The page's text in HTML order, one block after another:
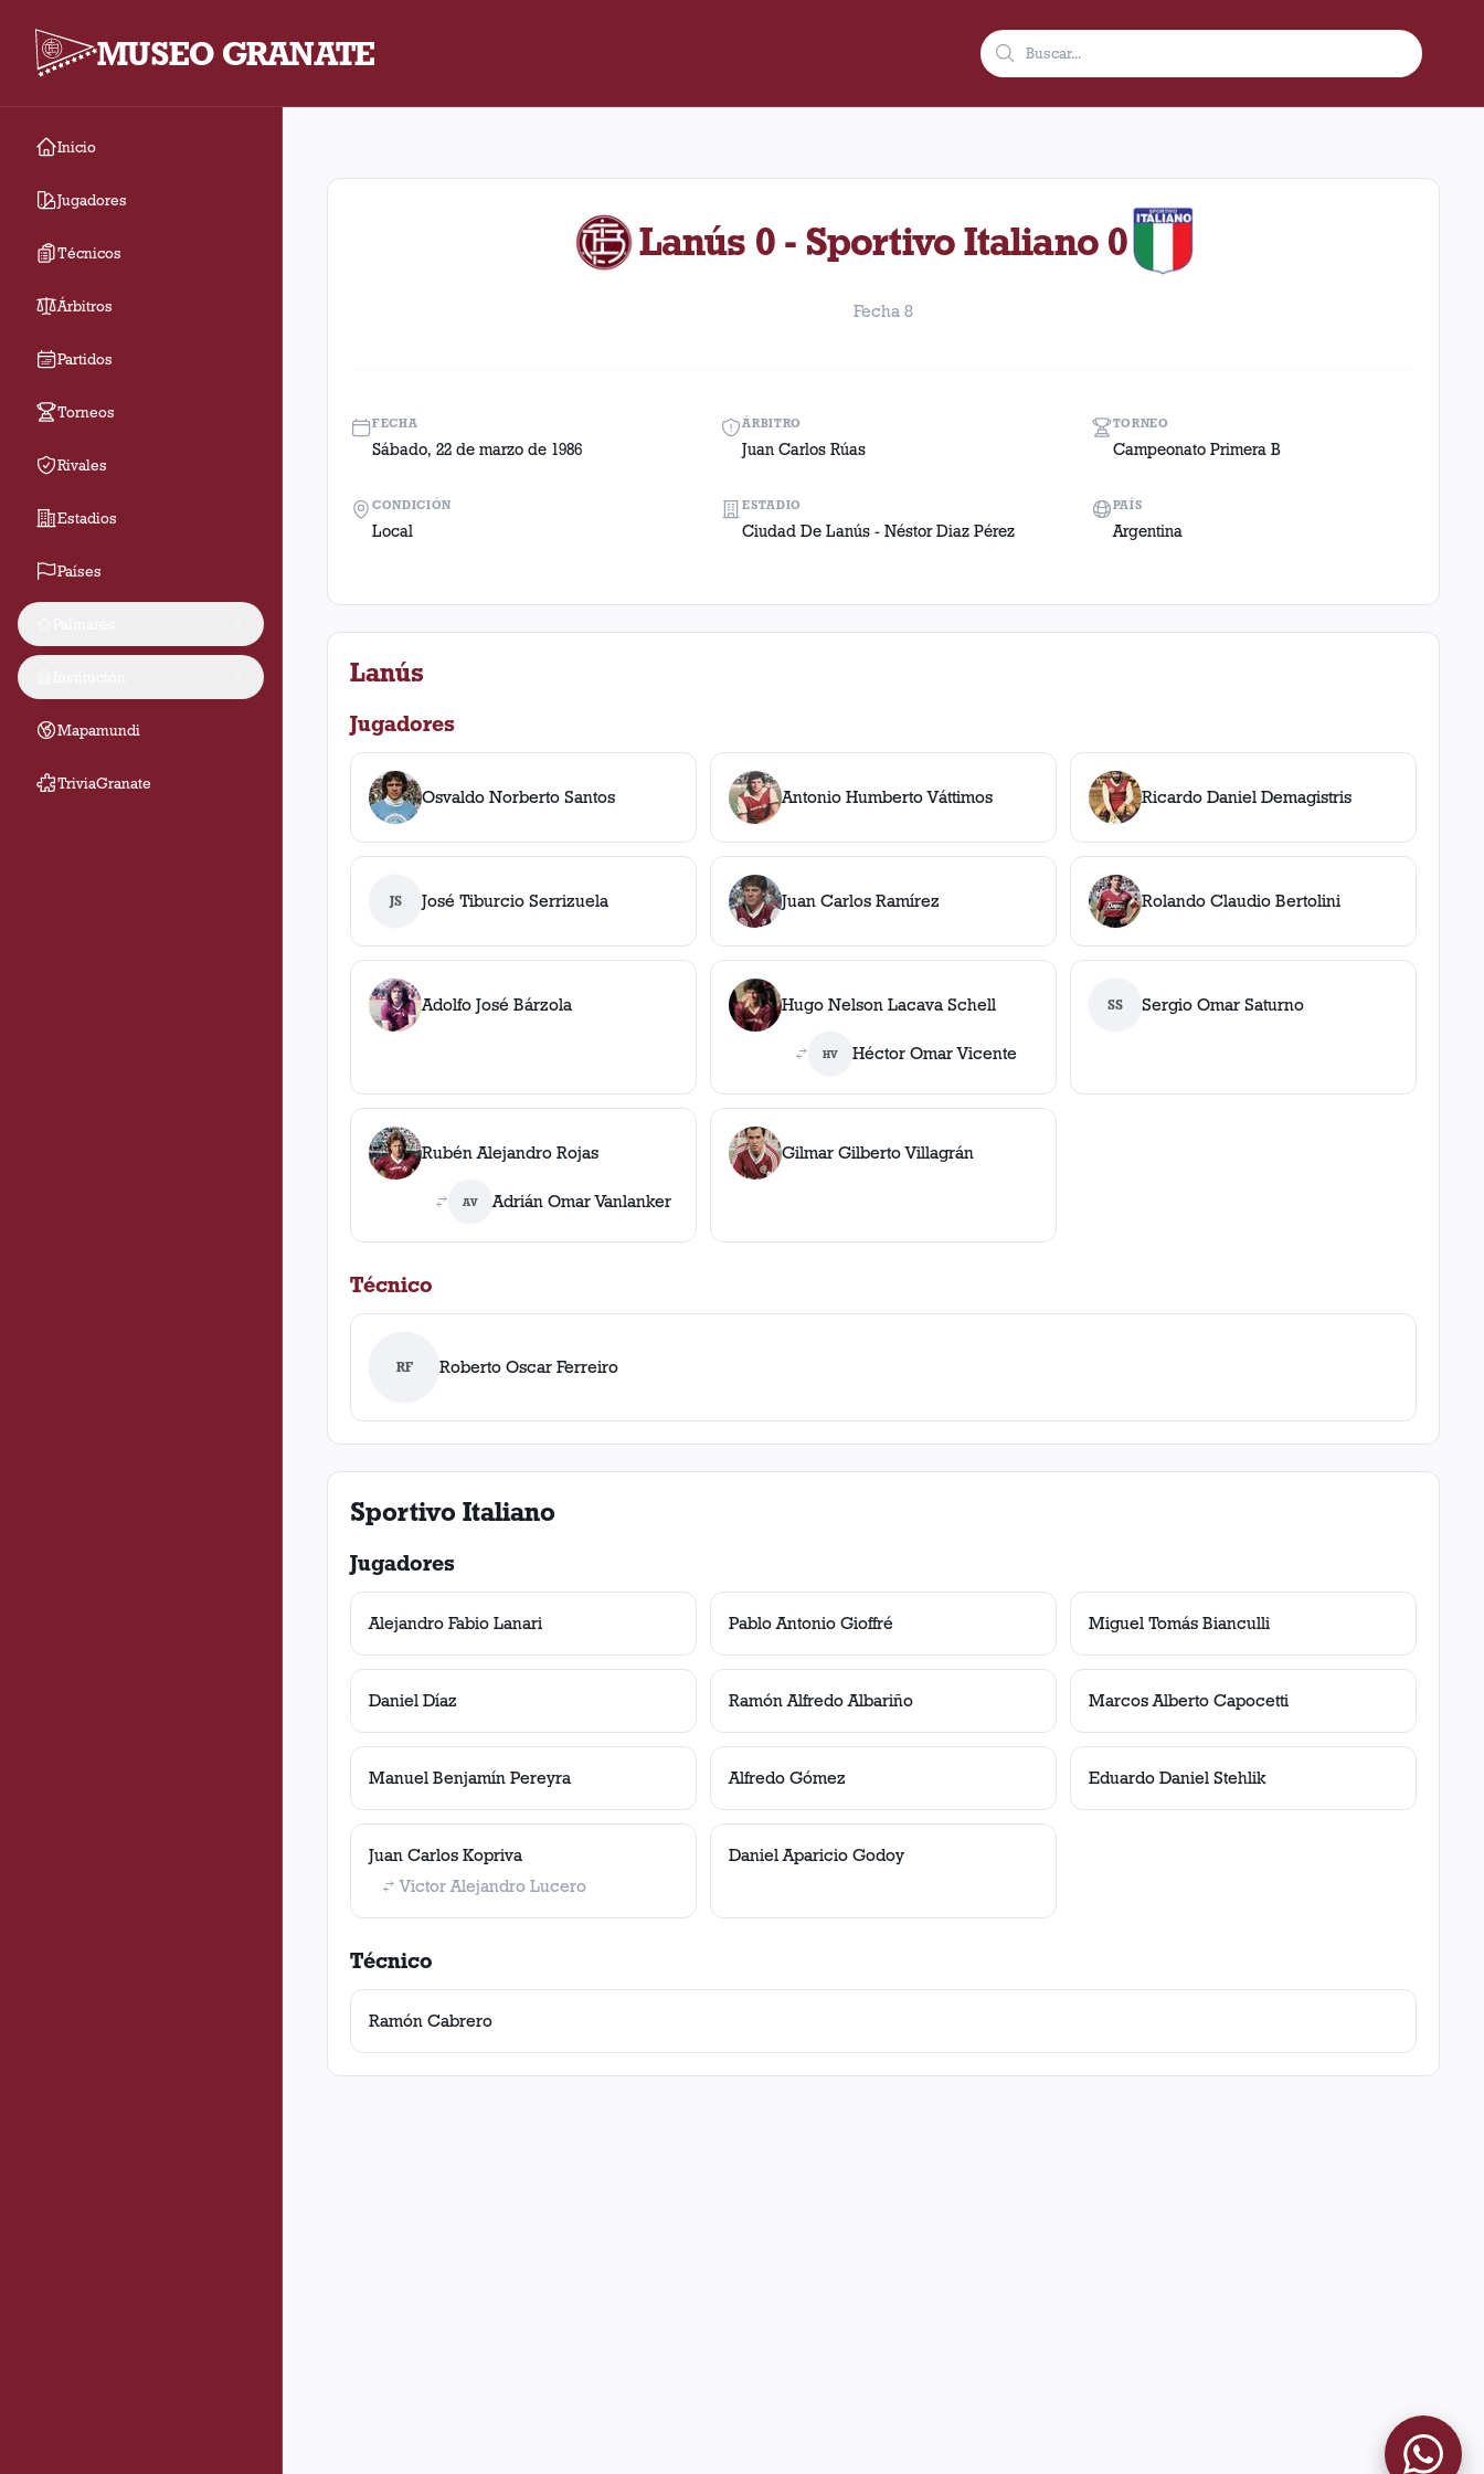
MUSEO GRANATE
Inicio
Jugadores
Técnicos
Árbitros
Partidos
Torneos
Rivales
Estadios
Países
Mapamundi
TriviaGranate
Fecha 8. Partido entre Lanús y Sportivo Italiano disputado el Sábado, 22 de marzo de 1986 en condición de local en el estadio Ciudad De Lanús -
Lanús 0 - Sportivo Italiano 0
Fecha 8
FECHA
Sábado, 22 de marzo de 1986
ÁRBITRO
Juan Carlos Rúas
TORNEO
Campeonato Primera B
CONDICIÓN
Local
ESTADIO
Ciudad De Lanús - Néstor Diaz Pérez
PAÍS
Argentina
Lanús
Jugadores
Osvaldo Norberto Santos Antonio Humberto Váttimos Ricardo Daniel Demagistris
JS José Tiburcio Serrizuela Juan Carlos Ramírez Rolando Claudio Bertolini
Adolfo José Bárzola Hugo Nelson Lacava Schell
HV Héctor Omar Vicente
SS Sergio Omar Saturno
Rubén Alejandro Rojas
AV Adrián Omar Vanlanker
Gilmar Gilberto Villagrán
Técnico
RF Roberto Oscar Ferreiro
Sportivo Italiano
Jugadores
Alejandro Fabio Lanari Pablo Antonio Gioffré Miguel Tomás Bianculli
Daniel Díaz Ramón Alfredo Albariño Marcos Alberto Capocetti
Manuel Benjamín Pereyra Alfredo Gómez Eduardo Daniel Stehlik
Juan Carlos Kopriva
Victor Alejandro Lucero
Daniel Aparicio Godoy
Técnico
Ramón Cabrero